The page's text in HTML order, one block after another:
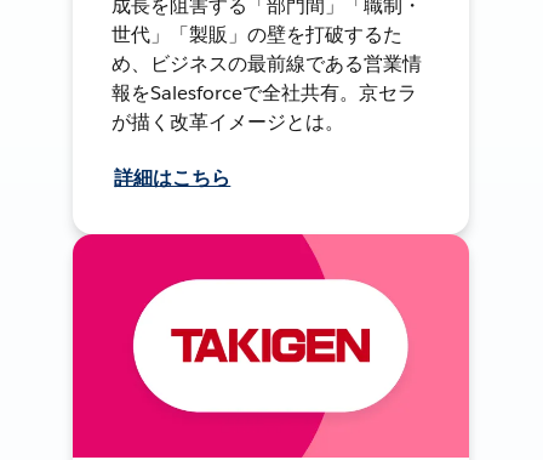
成長を阻害する「部門間」「職制・
世代」「製販」の壁を打破するた
め、ビジネスの最前線である営業情
報をSalesforceで全社共有。京セラ
が描く改革イメージとは。
詳細はこちら